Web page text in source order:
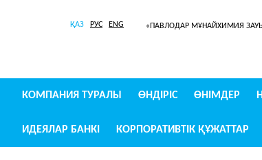
ҚАЗ РУС ENG «ПАВЛОДАР МҰНАЙХИМИЯ
КОМПАНИЯ ТУРАЛЫ ӨНДІРІС ӨНІМДЕР
ИДЕЯЛАР БАНКІ КОРПОРАТИВТІК ҚҰЖАТТАР